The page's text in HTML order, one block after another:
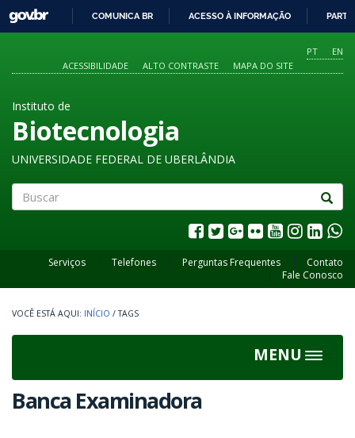
O
CONTEÚDO
GOVBR
COMUNICA BR ACESSO À INFORMAÇÃO
PT
EN
ACESSIBILIDADE
ALTO CONTRASTE MAPA DO SITE
Instituto de
Biotecnologia
UNIVERSIDADE FEDERAL DE UBERLÂNDIA
Serviços Telefones Perguntas Frequentes
Contato
Fale Conosco
INÍCIO / TAGS
MENU
Toggle
Banca Examinadora